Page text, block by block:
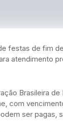
festas de fim
atendimento
Brasileira
com
ser